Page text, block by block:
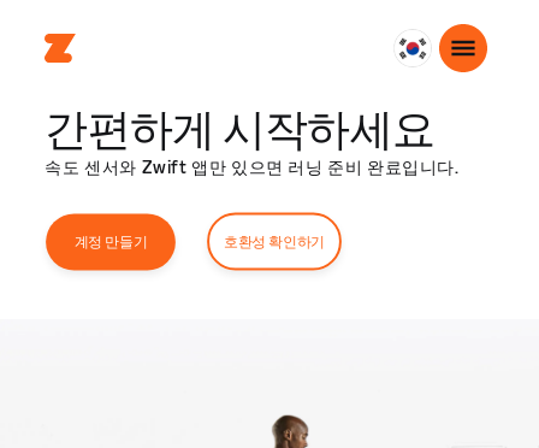
대
민
국
한
간편하게 시작하세요
속도 센서와 Zwift 앱만 있으면 러닝 준비 완료입니다.
계정 만들기 호환성 확인하기